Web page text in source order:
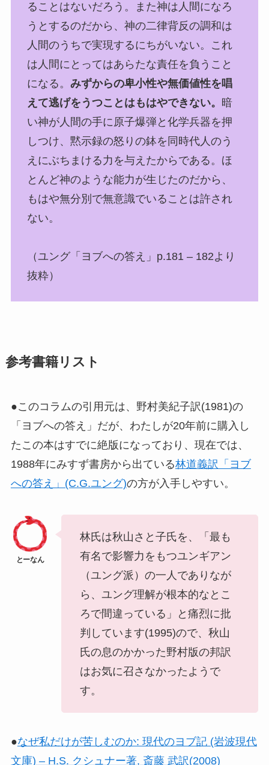
ることはないだろう。また神は人間になろ
うとするのだから、神の二律背反の調和は
人間のうちで実現するにちがいない。これ
は人間にとってはあらたな責任を負うこと
になる。 みずからの卑小性や無価値性を唱
えて逃げをうつことはもはやできない。 暗
い神が人間の手に原子爆弾と化学兵器を押
しつけ、黙示録の怒りの鉢を同時代人のう
えにぶちまける力を与えたからである。ほ
とんど神のような能力が生じたのだから、
もはや無分別で無意識でいることは許され
ない。
（ユング「ヨブへの答え」p.181 – 182より
抜粋）
参考書籍リスト
●このコラムの引用元は、野村美紀子訳(1981)の
「ヨブへの答え」だが、わたしが20年前に購入し
たこの本はすでに絶版になっており、現在では、
1988年にみすず書房から出ている林道義訳「ヨブ
への答え」(C.G.ユング)の方が入手しやすい。
林氏は秋山さと子氏を、「最も
有名で影響力をもつユンギアン
（ユング派）の一人でありなが
ら、ユング理解が根本的なとこ
ろで間違っている」と痛烈に批
判しています(1995)ので、秋山
氏の息のかかった野村版の邦訳
はお気に召さなかったようで
す。
●なぜ私だけが苦しむのか: 現代のヨブ記 (岩波現代
文庫) – H.S. クシュナー著, 斎藤 武訳(2008)